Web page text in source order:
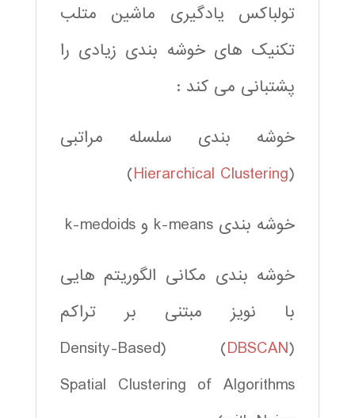
تولباکس یادگیری ماشین متلب
تکنیک های خوشه بندی زیادی را
پشتبانی می کند :
خوشه بندی سلسله مراتبی
(
Hierarchical Clustering
)
خوشه بندی k-means و k-medoids
خوشه بندی مکانی الگوریتم هایی
با نویز مبتنی بر تراکم
(
DBSCAN
)
(Density-Based
Spatial Clustering of Algorithms